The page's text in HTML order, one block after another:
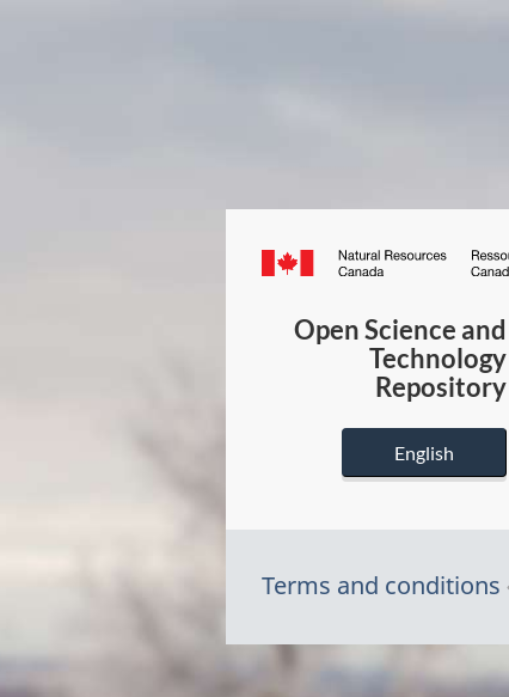
Canada.ca
Open Science and
Technology
Repository
English
Terms and conditions